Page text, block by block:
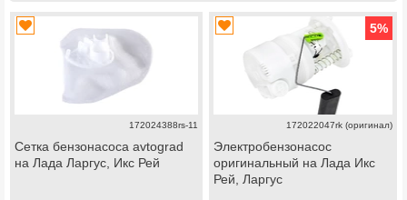
172024388rs-11
Сетка бензонасоса avtograd
на Лада Ларгус, Икс Рей
5%
172022047rk (оригинал)
Электробензонасос
оригинальный на Лада Икс
Рей, Ларгус